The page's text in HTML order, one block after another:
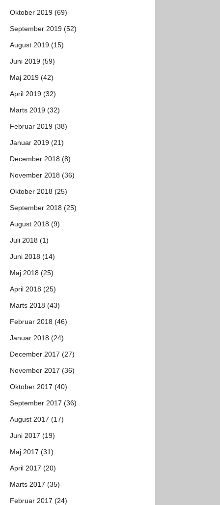
Oktober 2019 (69)
September 2019 (52)
August 2019 (15)
Juni 2019 (59)
Maj 2019 (42)
April 2019 (32)
Marts 2019 (32)
Februar 2019 (38)
Januar 2019 (21)
December 2018 (8)
November 2018 (36)
Oktober 2018 (25)
September 2018 (25)
August 2018 (9)
Juli 2018 (1)
Juni 2018 (14)
Maj 2018 (25)
April 2018 (25)
Marts 2018 (43)
Februar 2018 (46)
Januar 2018 (24)
December 2017 (27)
November 2017 (36)
Oktober 2017 (40)
September 2017 (36)
August 2017 (17)
Juni 2017 (19)
Maj 2017 (31)
April 2017 (20)
Marts 2017 (35)
Februar 2017 (24)